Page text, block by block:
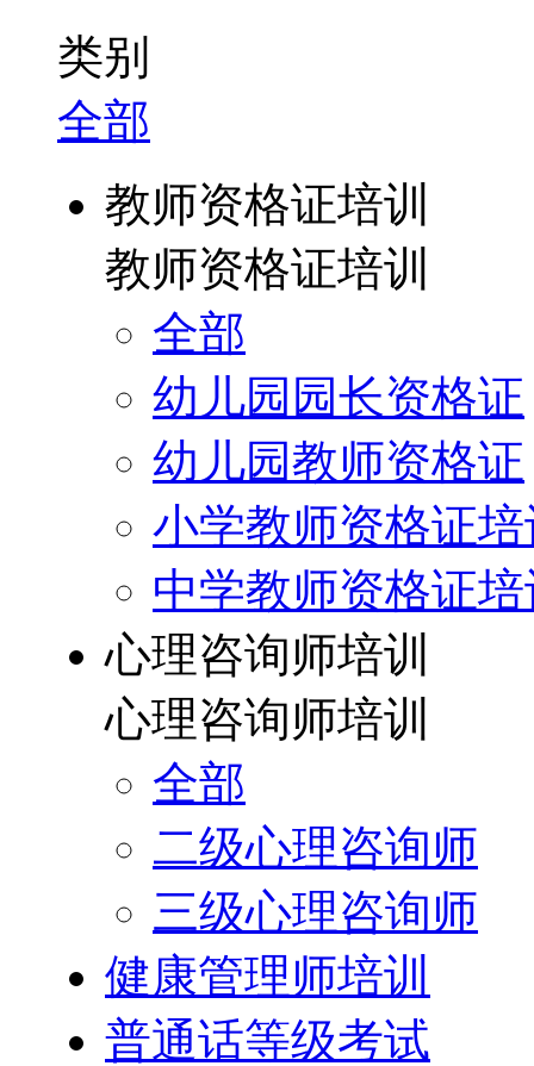
类别
全部
教师资格证培训
教师资格证培训
全部
幼儿园园长资格证
幼儿园教师资格证
小学教师资格证
中学教师资格证
心理咨询师培训
心理咨询师培训
全部
二级心理咨询师
三级心理咨询师
健康管理师培训
普通话等级考试